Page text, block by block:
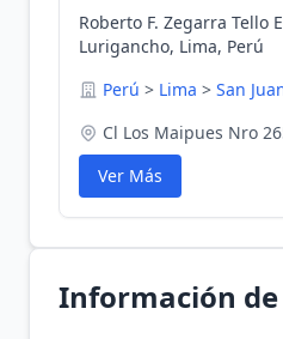
Roberto F. Zegarra Tello
Lurigancho, Lima, Perú
Perú > Lima > San
Cl Los Maipues Nro
Ver Más
Información